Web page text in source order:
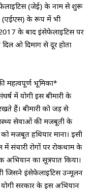
(जेई) के नाम से शुरू
(एईएस) के रूप में भी
के बाद इंसेफेलाइटिस पर
ओ दिमाग से दूर होता
महत्वपूर्ण भूमिका*
में योगी इस बीमारी के
हैं। बीमारी को जड़ से
सेवाओं की मजबूती के
मजबूत हथियार माना। इसी
संचारी रोगों पर रोकथाम के
अभियान का सूत्रपात किया।
जिसने इंसेफेलाइटिस उन्मूलन
सरकार के इस अभियान